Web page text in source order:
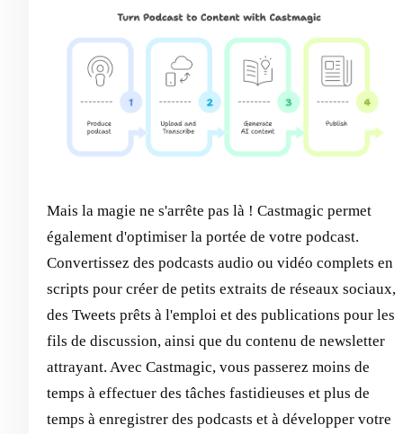
Mais la magie ne s'arrête pas là ! Castmagic permet
également d'optimiser la portée de votre podcast.
Convertissez des podcasts audio ou vidéo complets en
scripts pour créer de petits extraits de réseaux sociaux,
des Tweets prêts à l'emploi et des publications pour les
fils de discussion, ainsi que du contenu de newsletter
attrayant. Avec Castmagic, vous passerez moins de
temps à effectuer des tâches fastidieuses et plus de
temps à enregistrer des podcasts et à développer votre